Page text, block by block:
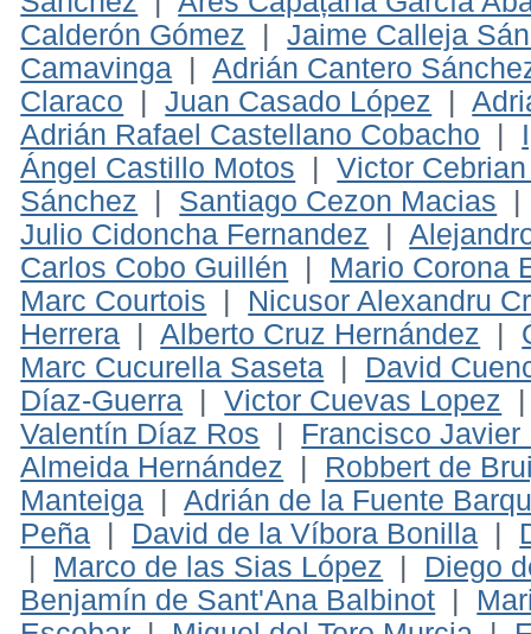
Calderón Gómez |Jaime Calleja
Camavinga |Adrián Cantero
Claraco |Juan Casado López |
Adrián Rafael Castellano Cobacho
Ángel Castillo Motos |Victor
Sánchez
Santiago Cezon Macias
Julio Cidoncha Fernandez |
Carlos Cobo Guillén
Mario Corona
Marc Courtois
Nicusor Alexandru
Herrera |Alberto Cruz Hernández
Marc Cucurella Saseta
David
Díaz-Guerra |Victor Cuevas Lopez
Valentín Díaz Ros
Francisco
Almeida Hernández
Robbert de
Manteiga |Adrián de la Fuente
Peña
David de la Víbora Bonilla
Marco de las Sias López
Diego
Benjamín de Sant'Ana Balbinot